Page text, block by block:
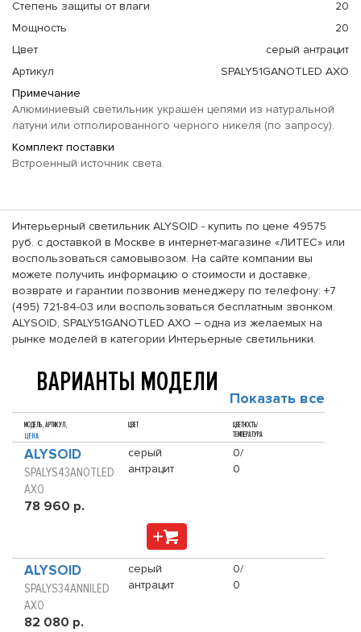
Степень защиты от влаги
20
Мощность
20
Цвет
серый антрацит
Артикул
SPALY51GANOTLED AXO
Примечание
Алюминиевый светильник украшен цепями из натуральной
латуни или отполированного черного никеля (по запросу).
Комплект поставки
Встроенный источник света.
Интерьерный светильник ALYSOID - купить по цене 49575
руб. с доставкой в Москве в интернет-магазине «ЛИТЕС» или
воспользоваться самовывозом. На сайте компании вы
можете получить информацию о стоимости и доставке,
возврате и гарантии позвонив менеджеру по телефону: +7
(495) 721-84-03 или воспользоваться бесплатным звонком.
ALYSOID, SPALY51GANOTLED AXO – одна из желаемых на
рынке моделей в категории Интерьерные светильники.
ВАРИАНТЫ МОДЕЛИ Показать все
МОДЕЛЬ, АРТИКУЛ,
ЦЕНА
ЦВЕТ
ЦВЕТНОСТЬ/
ТЕМПЕРАТУРА
ALYSOID
SPALYS43ANOTLED
AXO
78 960 р.
серый
антрацит
0/
0
ALYSOID
SPALYS34ANNILED
AXO
82 080 р.
серый
антрацит
0/
0